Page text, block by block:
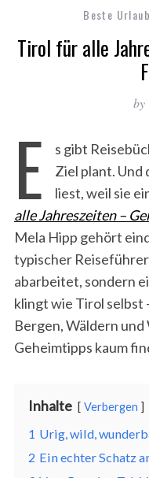
Beste
Tirol für alle
by
E
s gibt
Ziel plant. Und
liest, weil sie
alle Jahreszeiten –
Mela Hipp gehört
typischer
abarbeitet, sondern
klingt wie Tirol selbst
Bergen, Wäldern und
Geheimtipps kaum
Inhalte Verbergen
1 Urig, wild,
2 Ein echter Schatz